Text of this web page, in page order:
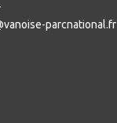
parcnational.fr